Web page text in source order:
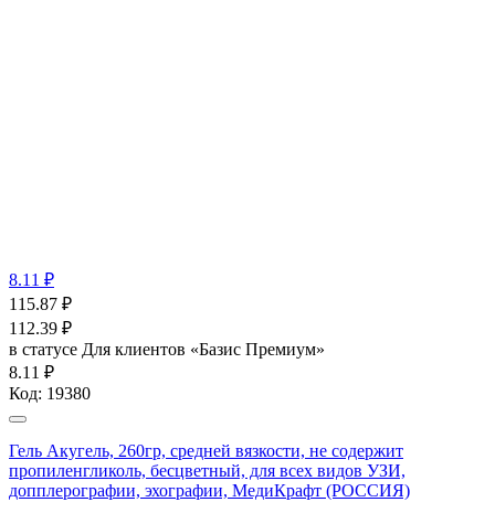
8.11 ₽
115.87 ₽
112.39 ₽
в статусе Для клиентов «Базис Премиум»
8.11 ₽
Код: 19380
Гель Акугель, 260гр, средней вязкости, не содержит
пропиленгликоль, бесцветный, для всех видов УЗИ,
допплерографии, эхографии, МедиКрафт (РОССИЯ)